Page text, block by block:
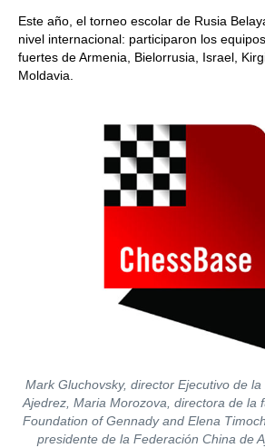
Este año, el torneo escolar de Rusia
nivel internacional: participaron los
fuertes de Armenia, Bielorrusia, Israel,
Moldavia.
Mark Gluchovsky, director Ejecutivo de
Ajedrez, Maria Morozova, directora de la
Foundation of Gennady and Elena
presidente de la Federación China de